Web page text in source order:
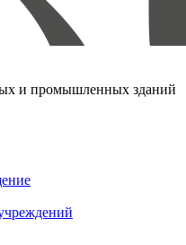
и промышленных зданий